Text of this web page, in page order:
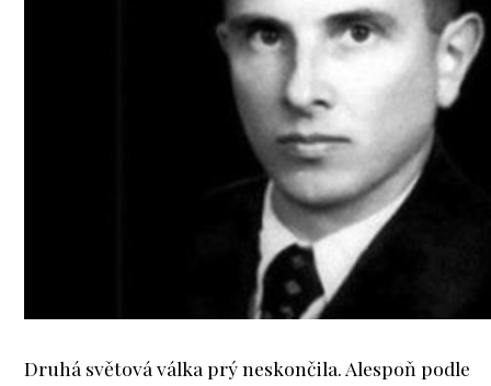
Druhá světová válka prý neskončila. Alespoň podle